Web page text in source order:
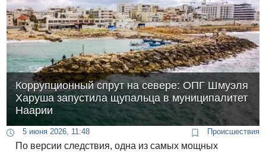
Коррупционный спрут на севере: ОПГ Шмуэля
Харуша запустила щупальца в муниципалитет
Наарии
5 июня 2026, 11:48 Происшествия
По версии следствия, одна из самых мощных